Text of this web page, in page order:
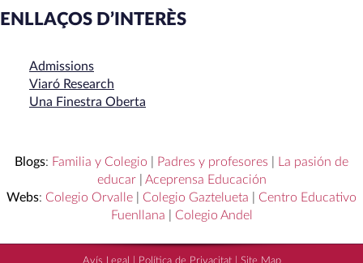
ENLLAÇOS D’INTERÈS
Admissions
Viaró Research
Una Finestra Oberta
Blogs: Familia y Colegio Padres y profesores
La pasión de
educar| Aceprensa Educación
Webs: Colegio Orvalle Colegio Gaztelueta
Centro Educativo
Fuenllana
Colegio Andel